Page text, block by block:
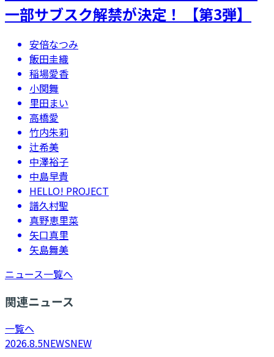
一部サブスク解禁が決定！ 【第3弾】
安倍なつみ
飯田圭織
稲場愛香
小関舞
里田まい
高橋愛
竹内朱莉
辻希美
中澤裕子
中島早貴
HELLO! PROJECT
譜久村聖
真野恵里菜
矢口真里
矢島舞美
ニュース一覧へ
関連ニュース
一覧へ
2026.8.5NEWSNEW